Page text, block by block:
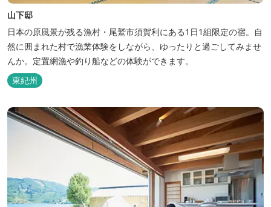
山下邸
日本の原風景が残る漁村・尾鷲市須賀利にある1日1組限定の宿。自
然に囲まれた村で漁業体験をしながら、ゆったりと過ごしてみませ
んか。定置網漁や釣り船などの体験ができます。
東紀州